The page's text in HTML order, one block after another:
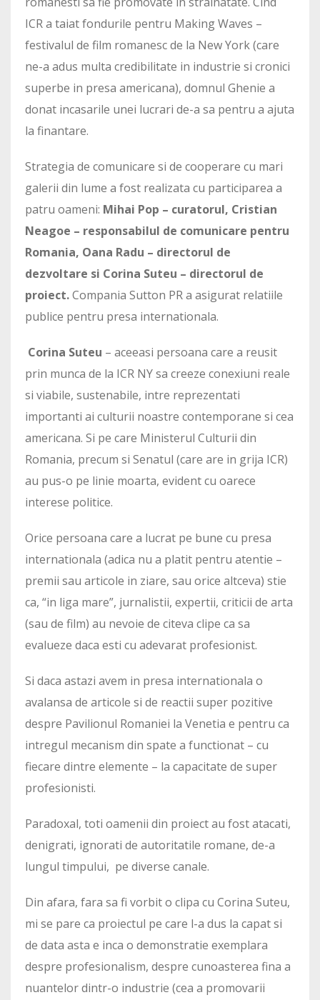
ICR a taiat fondurile pentru Making Waves –
festivalul de film romanesc de la New York (care
ne-a adus multa credibilitate in industrie si cronici
superbe in presa americana), domnul Ghenie a
donat incasarile unei lucrari de-a sa pentru a ajuta
la finantare.
Strategia de comunicare si de cooperare cu mari
galerii din lume a fost realizata cu participarea a
patru oameni: Mihai Pop – curatorul, Cristian
Neagoe – responsabilul de comunicare pentru
Romania, Oana Radu – directorul de
dezvoltare si Corina Suteu – directorul de
proiect.Compania Sutton PR a asigurat relatiile
publice pentru presa internationala.
Corina Suteu – aceeasi persoana care a reusit
prin munca de la ICR NY sa creeze conexiuni reale
si viabile, sustenabile, intre reprezentati
importanti ai culturii noastre contemporane si cea
americana. Si pe care Ministerul Culturii din
Romania, precum si Senatul (care are in grija ICR)
au pus-o pe linie moarta, evident cu oarece
interese politice.
Orice persoana care a lucrat pe bune cu presa
internationala (adica nu a platit pentru atentie –
premii sau articole in ziare, sau orice altceva) stie
ca, “in liga mare”, jurnalistii, expertii, criticii de arta
(sau de film) au nevoie de citeva clipe ca sa
evalueze daca esti cu adevarat profesionist.
Si daca astazi avem in presa internationala o
avalansa de articole si de reactii super pozitive
despre Pavilionul Romaniei la Venetia e pentru ca
intregul mecanism din spate a functionat – cu
fiecare dintre elemente – la capacitate de super
profesionisti.
Paradoxal, toti oamenii din proiect au fost atacati,
denigrati, ignorati de autoritatile romane, de-a
lungul timpului, pe diverse canale.
Din afara, fara sa fi vorbit o clipa cu Corina Suteu,
mi se pare ca proiectul pe care l-a dus la capat si
de data asta e inca o demonstratie exemplara
despre profesionalism, despre cunoasterea fina a
nuantelor dintr-o industrie (cea a promovarii